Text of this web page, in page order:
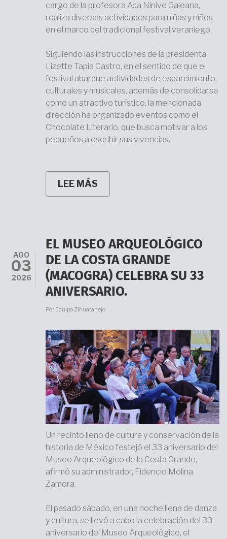
cargo de la profesora Ada Ninive Galeana,
realiza diversas actividades para niñas y niños
en el marco del tradicional festival veraniego.
Siguiendo las instrucciones de la presidenta
Lizette Tapia Castro, en el sentido de que el
festival abarque actividades de esparcimiento,
culturales y musicales, además de consolidarse
como un atractivo turístico, la mencionada
dirección ha organizado eventos como el
Chocolate Literario, que busca motivar a los
pequeños a escribir sus vivencias.
LEE MÁS
LA
REALIZA
ACTIVIDADES
EN
EL
VERANO
KIDS
2026
AGO
03
2026
EL MUSEO ARQUEOLÓGICO
DE LA COSTA GRANDE
(MACOGRA) CELEBRA SU 33
ANIVERSARIO.
Por Equipo Zihuatanejo
Un recinto lleno de cultura y conservación de la
historia de México festejó el 33 aniversario del
Museo Arqueológico de la Costa Grande,
afirmó su administrador, Fidencio Molina
Zamora.
El pasado sábado, en una noche llena de danza
y cultura, se llevó a cabo la celebración del 33
aniversario del Museo Arqueológico, el